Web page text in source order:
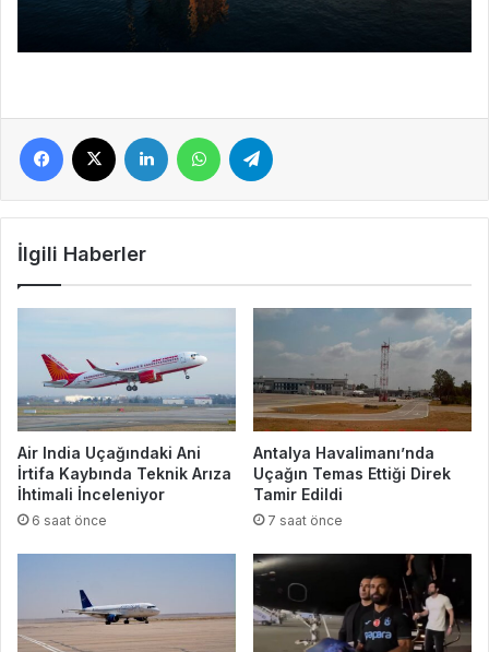
Facebook LinkedIn WhatsApp
İlgili Haberler
Air India Uçağındaki Ani
İrtifa Kaybında Teknik Arıza
İhtimali İnceleniyor
6 saat önce
Antalya Havalimanı’nda
Uçağın Temas Ettiği Direk
Tamir Edildi
7 saat önce